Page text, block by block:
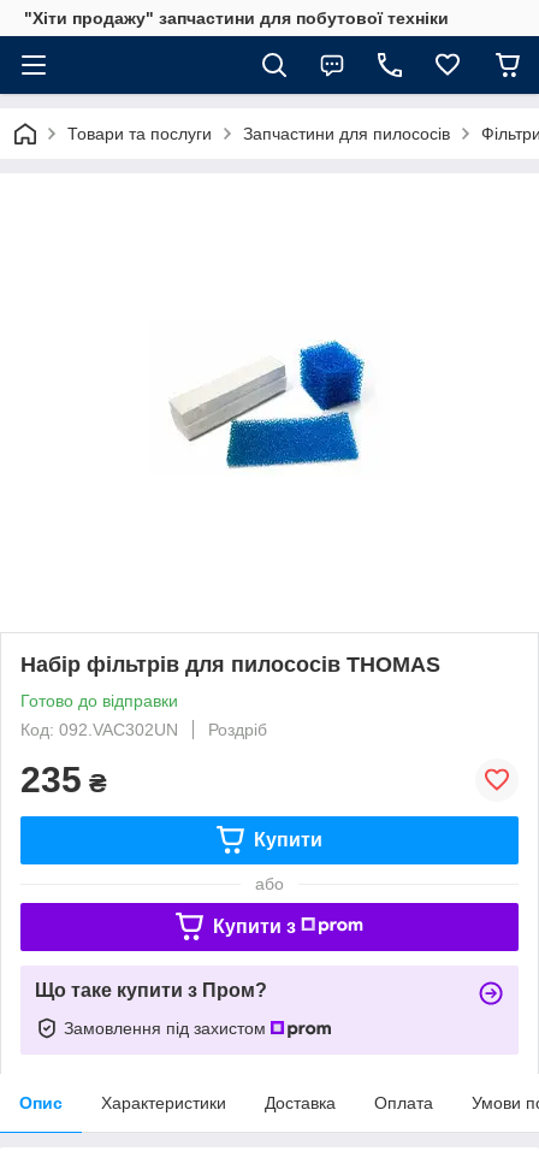
"Хіти продажу" запчастини для побутової техніки
Товари та послуги Запчастини для пилососів
Набір фільтрів для пилососів THOMAS
Готово до відправки
Код: 092.VAC302UN
Роздріб
235 ₴
Купити
або
Купити з
Що таке купити з Пром?
Замовлення під захистом
Опис Характеристики Доставка Оплата Умови